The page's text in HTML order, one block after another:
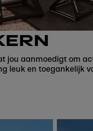
jou aanmoedigt om
leuk en toegankelijk